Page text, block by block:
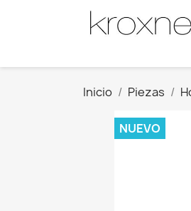
Inicio Piezas
NUEVO